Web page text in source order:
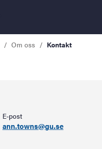
Om oss Kontakt
E-post
ann.towns@gu.se